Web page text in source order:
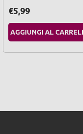
€5,99
AGGIUNGI AL